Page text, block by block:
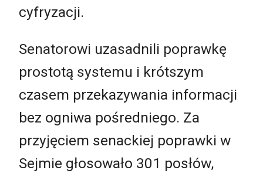
cyfryzacji.
Senatorowi uzasadnili poprawkę
prostotą systemu i krótszym
czasem przekazywania informacji
bez ogniwa pośredniego. Za
przyjęciem senackiej poprawki w
Sejmie głosowało 301 posłów,